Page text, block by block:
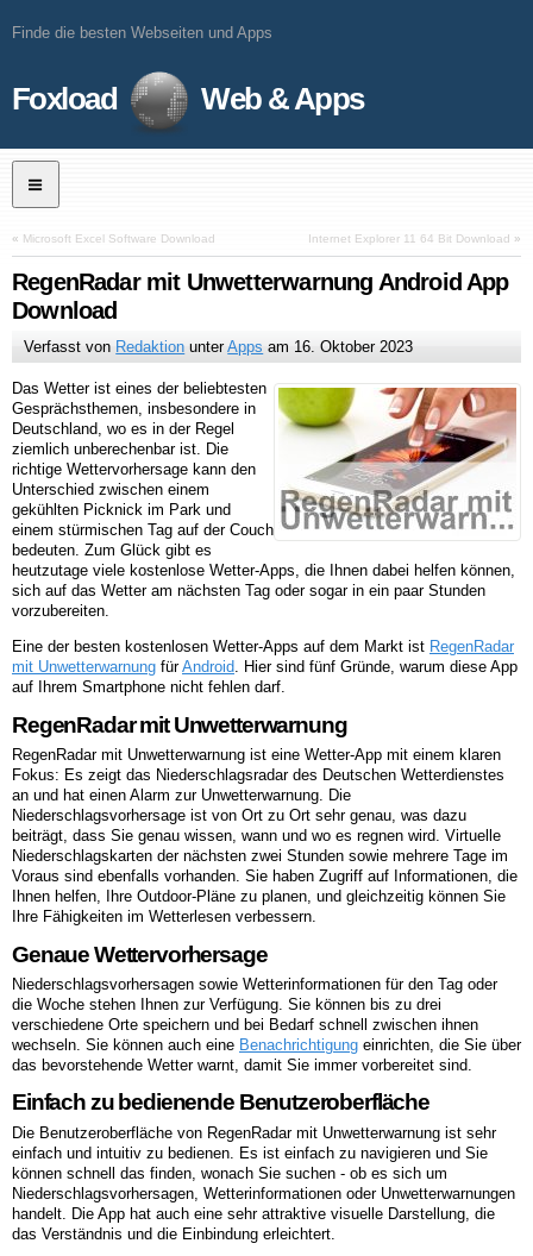
Finde die besten Webseiten und Apps
Foxload Web & Apps
« Microsoft Excel Software Download Internet Explorer 11 64 Bit Download »
RegenRadar mit Unwetterwarnung Android App
Download
Verfasst von Redaktion unterApps am 16. Oktober 2023
Das Wetter ist eines der beliebtesten
Gesprächsthemen, insbesondere in
Deutschland, wo es in der Regel
ziemlich unberechenbar ist. Die
richtige Wettervorhersage kann den
Unterschied zwischen einem
gekühlten Picknick im Park und
einem stürmischen Tag auf der Couch
bedeuten. Zum Glück gibt es
heutzutage viele kostenlose Wetter-Apps, die Ihnen dabei helfen können,
sich auf das Wetter am nächsten Tag oder sogar in ein paar Stunden
vorzubereiten.
Eine der besten kostenlosen Wetter-Apps auf dem Markt ist RegenRadar
mit Unwetterwarnung fürAndroid . Hier sind fünf Gründe, warum diese App
auf Ihrem Smartphone nicht fehlen darf.
RegenRadar mit Unwetterwarnung
RegenRadar mit Unwetterwarnung ist eine Wetter-App mit einem klaren
Fokus: Es zeigt das Niederschlagsradar des Deutschen Wetterdienstes
an und hat einen Alarm zur Unwetterwarnung. Die
Niederschlagsvorhersage ist von Ort zu Ort sehr genau, was dazu
beiträgt, dass Sie genau wissen, wann und wo es regnen wird. Virtuelle
Niederschlagskarten der nächsten zwei Stunden sowie mehrere Tage im
Voraus sind ebenfalls vorhanden. Sie haben Zugriff auf Informationen, die
Ihnen helfen, Ihre Outdoor-Pläne zu planen, und gleichzeitig können Sie
Ihre Fähigkeiten im Wetterlesen verbessern.
Genaue Wettervorhersage
Niederschlagsvorhersagen sowie Wetterinformationen für den Tag oder
die Woche stehen Ihnen zur Verfügung. Sie können bis zu drei
verschiedene Orte speichern und bei Bedarf schnell zwischen ihnen
wechseln. Sie können auch eine Benachrichtigung einrichten, die Sie über
das bevorstehende Wetter warnt, damit Sie immer vorbereitet sind.
Einfach zu bedienende Benutzeroberfläche
Die Benutzeroberfläche von RegenRadar mit Unwetterwarnung ist sehr
einfach und intuitiv zu bedienen. Es ist einfach zu navigieren und Sie
können schnell das finden, wonach Sie suchen - ob es sich um
Niederschlagsvorhersagen, Wetterinformationen oder Unwetterwarnungen
handelt. Die App hat auch eine sehr attraktive visuelle Darstellung, die
das Verständnis und die Einbindung erleichtert.